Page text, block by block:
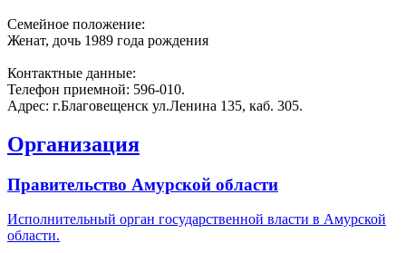
Семейное положение:
Женат, дочь 1989 года рождения
Контактные данные:
Телефон приемной: 596-010.
Адрес: г.Благовещенск ул.Ленина 135, каб. 305.
Организация
Правительство Амурской области
Исполнительный орган государственной власти в Амурской
области.